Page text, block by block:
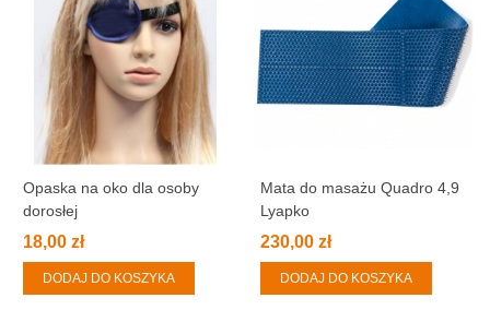
Opaska na oko dla osoby
dorosłej
18,00 zł
DODAJ DO KOSZYKA
Mata do masażu Quadro 4,9
Lyapko
230,00 zł
DODAJ DO KOSZYKA